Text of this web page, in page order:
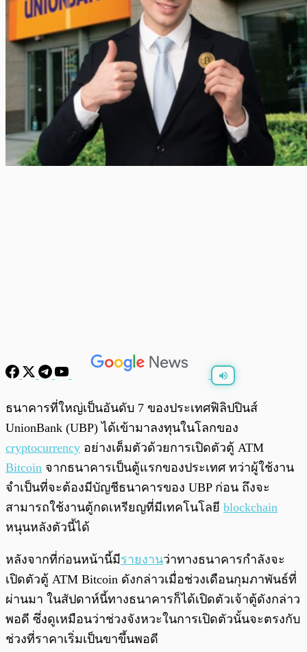
พร้อมเล่น 0:00 /
ธนาคารที่ใหญ่เป็นอันดับ 7 ของประเทศฟิลิปปินส์
UnionBank (UBP) ได้เข้ามาลงทุนในโลกของ
cryptocurrency อย่างเต็มตัวด้วยการเปิดตัวตู้ ATM
Bitcoin จากธนาคารเป็นตู้แรกของประเทศ ทว่าผู้ใช้งาน
จำเป็นที่จะต้องมีบัญชีธนาคารของ UBP ก่อน ถึงจะ
สามารถใช้งานตู้กดเหรียญที่มีเทคโนโลยี blockchain
หนุนหลังตัวนี้ได้
หลังจากที่ก่อนหน้านี้มีรายงานว่าทางธนาคารกำลังจะ
เปิดตัวตู้ ATM Bitcoin ดังกล่าวเมื่อช่วงเดือนกุมภาพันธ์ที่
ผ่านมา ในสัปดาห์นี้ทางธนาคารก็ได้เปิดตัวเจ้าตู้ดังกล่าว
พอดี ซึ่งดูเหมือนว่าช่วงจังหวะในการเปิดตัวนั้นจะตรงกับ
ช่วงที่ราคาเริ่มเป็นขาขึ้นพอดี